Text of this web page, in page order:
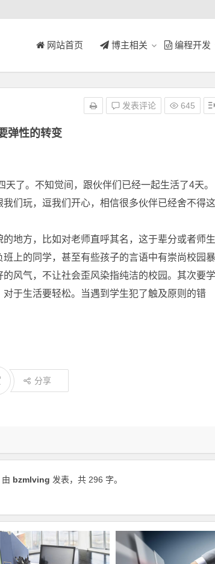
网站首页 博主相关 编程开发
弹性的转变
发表评论 645
。不知觉间，跟伙伴们已经一起生活了4天。
们玩，逗我们开心，相信很多伙伴已经舍不得这
地方，比如对老师直呼其名，这于辈分或者师生
上的同学，甚至有些孩子的言语中有崇尚校园暴
风气，不让社会歪风染指纯洁的校园。其次要学
于生活要轻松。当遇到学生犯了触及原则的错
分享
由 bzmlving 发表，共 296 字。